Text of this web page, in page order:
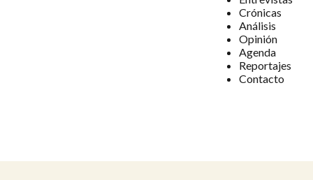
Crónicas
Análisis
Opinión
Agenda
Reportajes
Contacto